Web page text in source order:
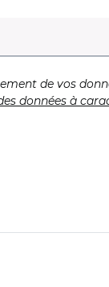
de vos
données à